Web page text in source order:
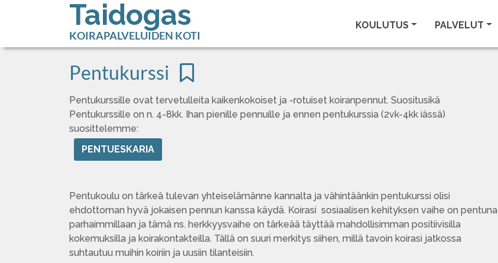
Taidogas
KOIRAPALVELUIDEN KOTI
KOULUTUS PALVELUT
Pentukurssi
Pentukurssille ovat tervetulleita kaikenkokoiset ja -rotuiset koiranpennut. Suositusikä
Pentukurssille on n. 4-8kk. Ihan pienille pennuille ja ennen pentukurssia (2vk-4kk iässä)
suosittelemme:
PENTUESKARIA
Pentukoulu on tärkeä tulevan yhteiselämänne kannalta ja vähintäänkin pentukurssi olisi
ehdottoman hyvä jokaisen pennun kanssa käydä. Koirasi sosiaalisen kehityksen vaihe on pentuna
parhaimmillaan ja tämä ns. herkkyysvaihe on tärkeää täyttää mahdollisimman positiivisilla
kokemuksilla ja koirakontakteilla. Tällä on suuri merkitys siihen, millä tavoin koirasi jatkossa
suhtautuu muihin koiriin ja uusiin tilanteisiin.